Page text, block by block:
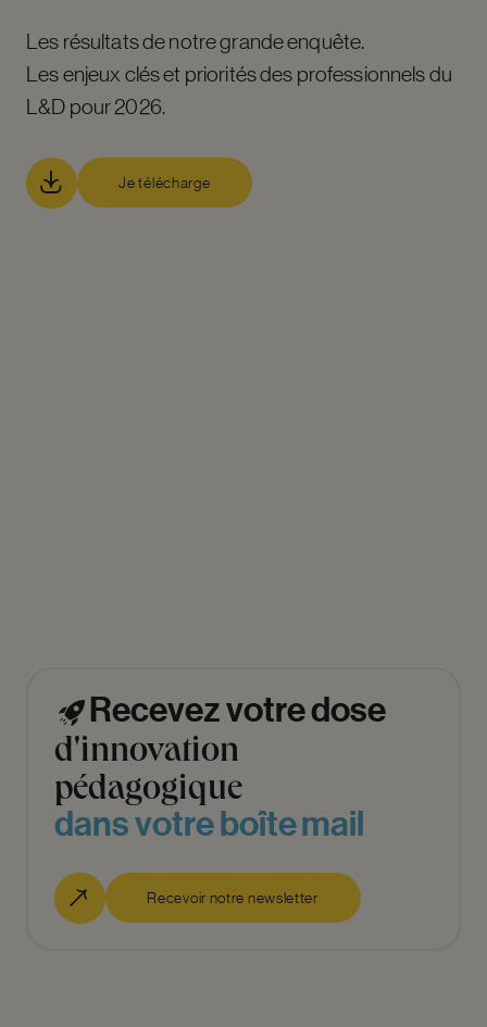
Les résultats de notre grande enquête.
Les enjeux clés et priorités des professionnels du
L&D pour 2026.
Je télécharge
Recevezvotredose
d'innovation
pédagogique
dansvotreboîtemail
Recevoir notre newsletter